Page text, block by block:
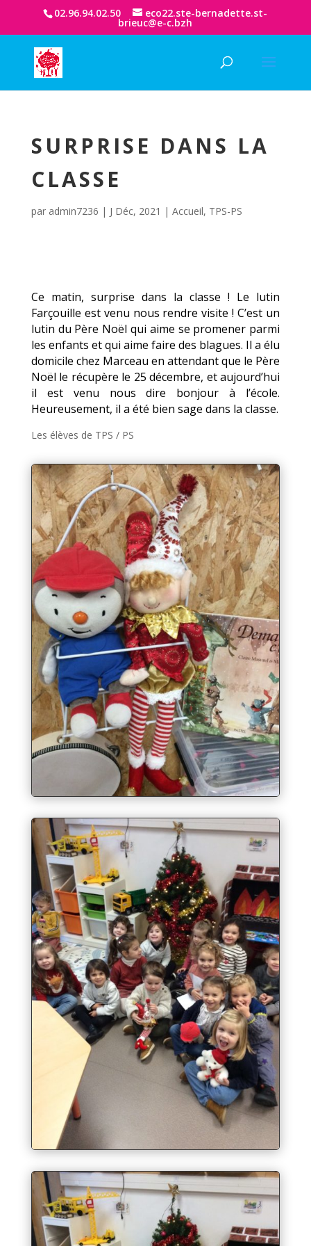
02.96.94.02.50 eco22.ste-bernadette.st-
brieuc@e-c.bzh
SURPRISE DANS LA
CLASSE
par admin7236 | J Déc, 2021 | Accueil, TPS-PS
Ce matin, surprise dans la classe ! Le lutin
Farçouille est venu nous rendre visite ! C’est un
lutin du Père Noël qui aime se promener parmi
les enfants et qui aime faire des blagues. Il a élu
domicile chez Marceau en attendant que le Père
Noël le récupère le 25 décembre, et aujourd’hui
il est venu nous dire bonjour à l’école.
Heureusement, il a été bien sage dans la classe.
Les élèves de TPS / PS